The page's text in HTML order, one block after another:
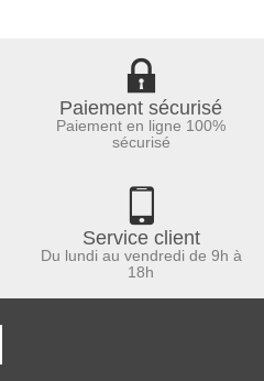
Paiement sécurisé
Paiement en ligne 100%
sécurisé
Service client
Du lundi au vendredi de 9h à
18h